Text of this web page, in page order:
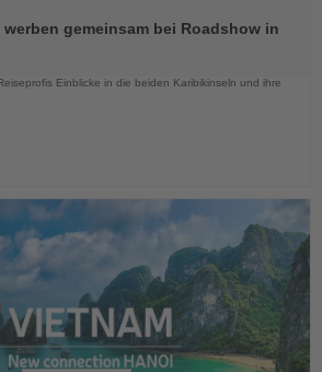
gemeinsam bei Roadshow in
Einblicke in die beiden Karibikinseln und ihre